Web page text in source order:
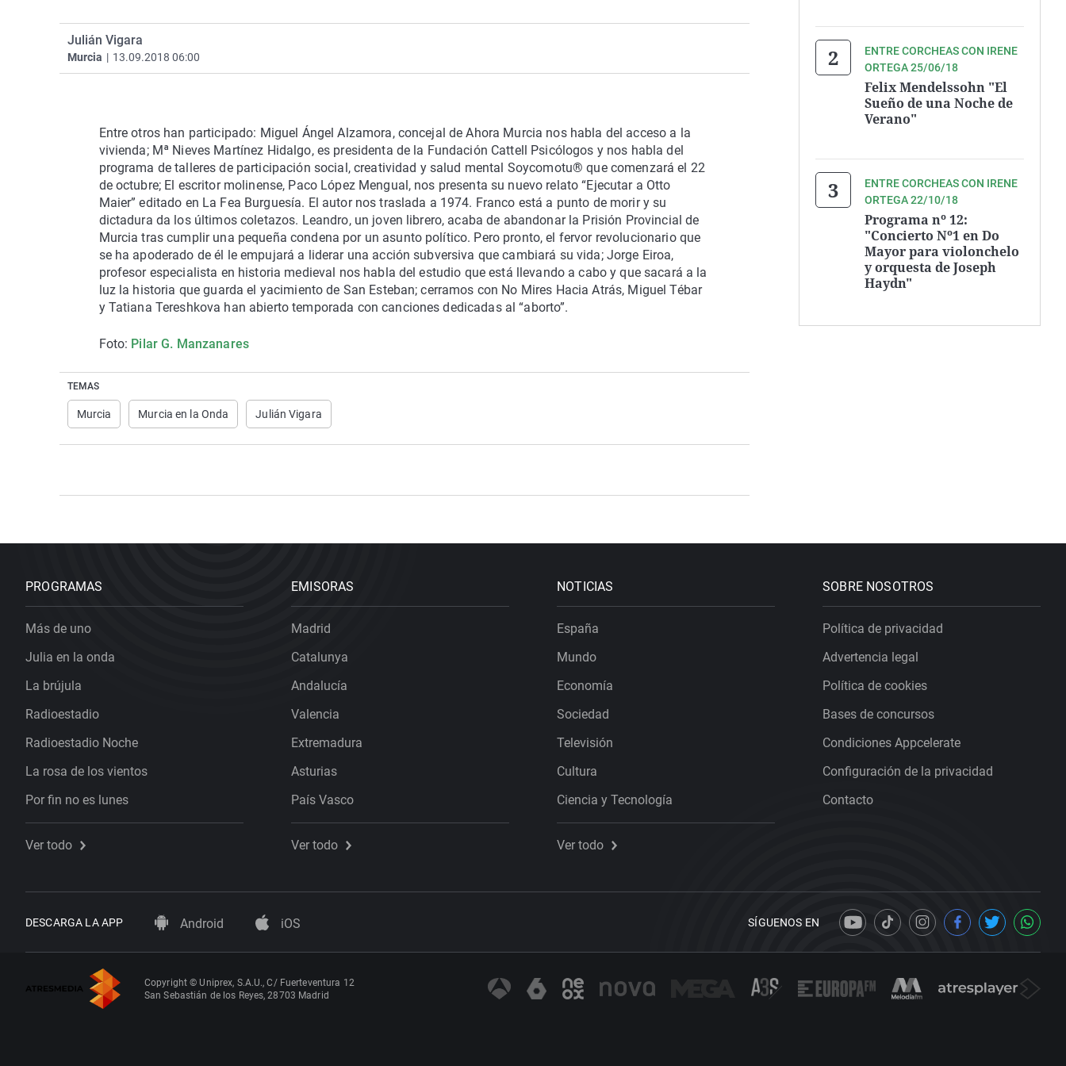
Virales Gente Viajera
No son horas
Sevilla 2100
Julián Vigara
Murcia | 13.09.2018 06:00
Entre otros han participado: Miguel Ángel Alzamora, concejal de Ahora Murcia nos habla del acceso a la
vivienda; Mª Nieves Martínez Hidalgo, es presidenta de la Fundación Cattell Psicólogos y nos habla del
programa de talleres de participación social, creatividad y salud mental Soycomotu® que comenzará el 22
de octubre; El escritor molinense, Paco López Mengual, nos presenta su nuevo relato “Ejecutar a Otto
Maier” editado en La Fea Burguesía. El autor nos traslada a 1974. Franco está a punto de morir y su
dictadura da los últimos coletazos. Leandro, un joven librero, acaba de abandonar la Prisión Provincial de
Murcia tras cumplir una pequeña condena por un asunto político. Pero pronto, el fervor revolucionario que
se ha apoderado de él le empujará a liderar una acción subversiva que cambiará su vida; Jorge Eiroa,
profesor especialista en historia medieval nos habla del estudio que está llevando a cabo y que sacará a la
luz la historia que guarda el yacimiento de San Esteban; cerramos con No Mires Hacia Atrás, Miguel Tébar
y Tatiana Tereshkova han abierto temporada con canciones dedicadas al “aborto”.
Foto: Pilar G. Manzanares
TEMAS
Murcia Murcia en la Onda Julián Vigara
ENTRE CORCHEAS CON IRENE
ORTEGA 25/06/18
Felix Mendelssohn "El
Sueño de una Noche de
Verano"
ENTRE CORCHEAS CON IRENE
ORTEGA 22/10/18
Programa nº 12:
"Concierto Nº1 en Do
Mayor para violonchelo
y orquesta de Joseph
Haydn"
PROGRAMAS
Más de uno
Julia en la onda
La brújula
Radioestadio
Radioestadio Noche
La rosa de los vientos
Por fin no es lunes
Ver todo
EMISORAS
Madrid
Catalunya
Andalucía
Valencia
Extremadura
Asturias
País Vasco
Ver todo
NOTICIAS
España
Mundo
Economía
Sociedad
Televisión
Cultura
Ciencia y Tecnología
Ver todo
SOBRE NOSOTROS
Política de privacidad
Advertencia legal
Política de cookies
Bases de concursos
Condiciones Appcelerate
Configuración de la privacidad
Contacto
DESCARGA LA APP Android iOS SÍGUENOS EN
Copyright © Uniprex, S.A.U., C/ Fuerteventura 12
San Sebastián de los Reyes, 28703 Madrid